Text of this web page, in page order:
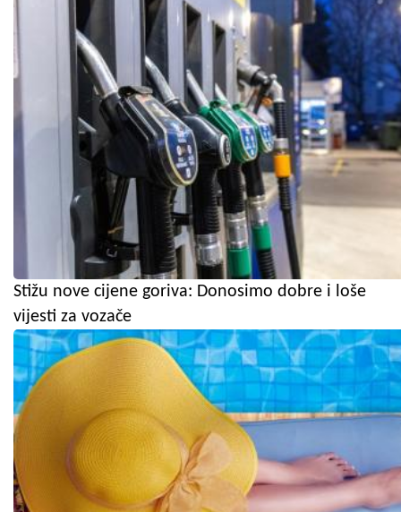
Stižu nove cijene goriva: Donosimo dobre i loše
vijesti za vozače